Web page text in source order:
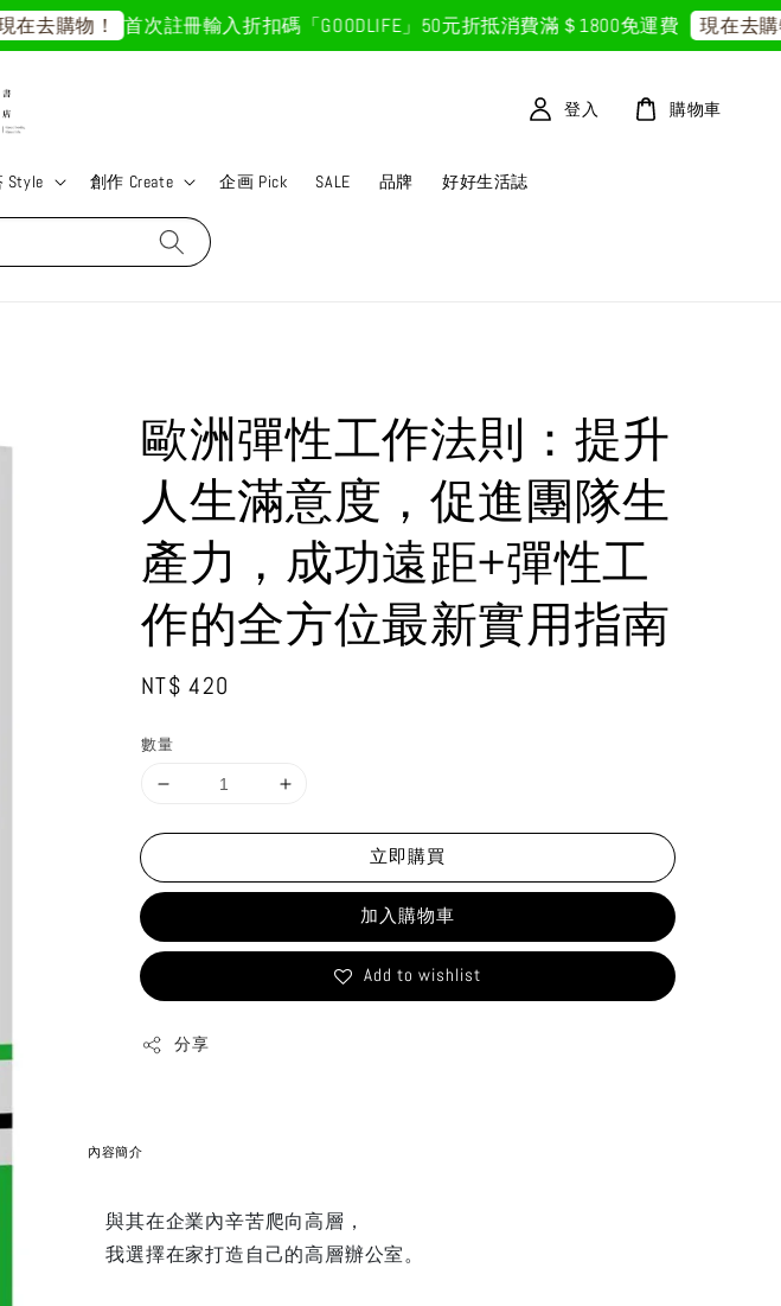
去購物！ 首次註冊輸入折扣碼「GOODLIFE」50元折抵消費滿＄1800免運費 現在去購物
Style 創作 Create 企画 Pick SALE 品牌 好好生活誌
登入 購物車
歐洲彈性工作法則：提升
人生滿意度，促進團隊生
產力，成功遠距+彈性工
作的全方位最新實用指南
Regular
NT$ 420
數量
立即購買
加入購物車
Add to wishlist
分享
內容簡介
與其在企業內辛苦爬向高層，
我選擇在家打造自己的高層辦公室。